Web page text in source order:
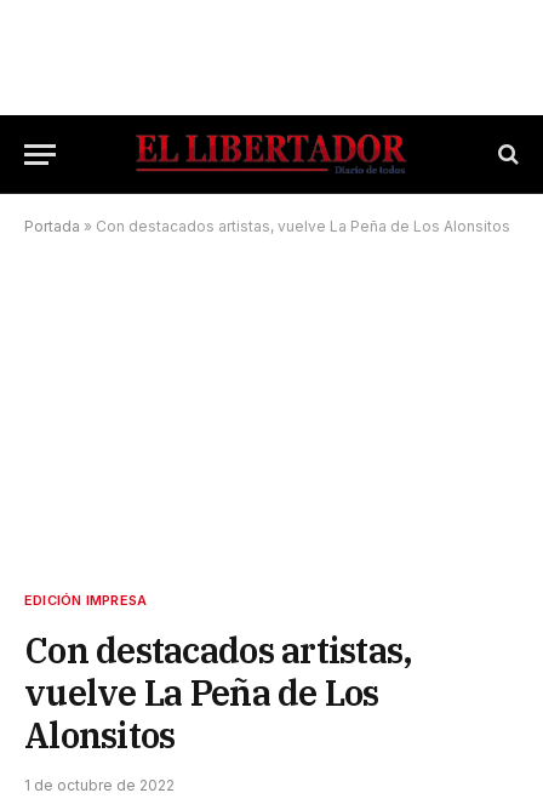
Portada » Con destacados artistas, vuelve La Peña de Los Alonsitos
EDICIÓN IMPRESA
Con destacados artistas,
vuelve La Peña de Los
Alonsitos
1 de octubre de 2022